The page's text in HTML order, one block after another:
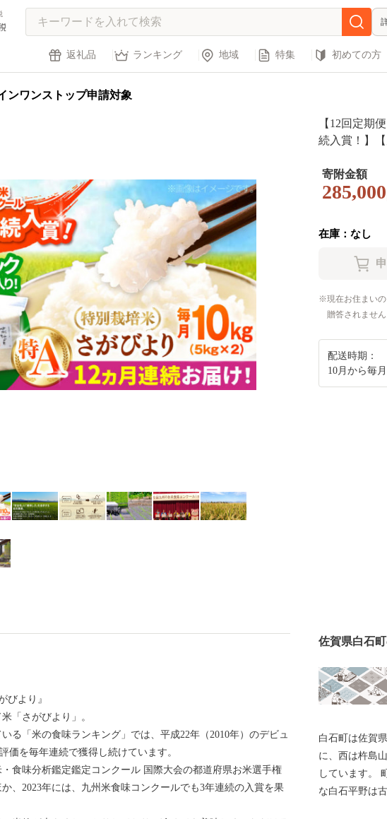
返礼品 ランキング 地域 特集 初めての方
ンワンストップ申請対象
【12回定期
続入賞！】
米）【白浜
佐賀県 白石
寄附金額
285,000
在庫：なし
現在お住まい
贈答されません
配送時期：
10月から毎
びより』
「さがびより」。
る「米の食味ランキング」では、平成22年（2010年）のデビュ
価を毎年連続で獲得し続けています。
食味分析鑑定鑑定コンクール 国際大会の都道府県お米選手権
、2023年には、九州米食味コンクールでも3年連続の入賞を果
佐賀県白石
白石町は佐賀
に、西は杵島
しています。
な白石平野は